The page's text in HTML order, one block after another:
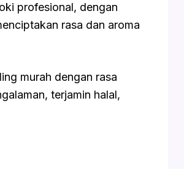
profesional, dengan
rasa dan aroma
murah dengan rasa
terjamin halal,